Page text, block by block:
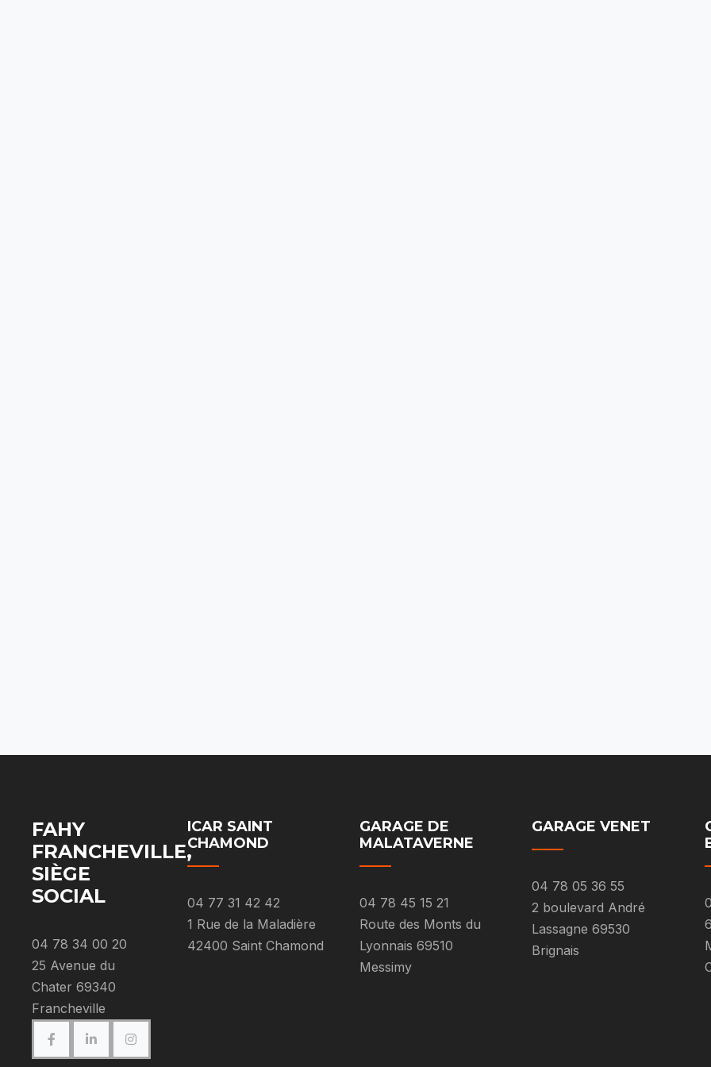
FAHY
FRANCHEVILLE,
SIÈGE
SOCIAL
04 78 34 00 20
25 Avenue du
Chater 69340
Francheville
ICAR SAINT
CHAMOND
04 77 31 42 42
1 Rue de la Maladière
42400 Saint Chamond
GARAGE DE
MALATAVERNE
04 78 45 15 21
Route des Monts du
Lyonnais 69510
Messimy
GARAGE VENET
04 78 05 36 55
2 boulevard André
Lassagne 69530
Brignais